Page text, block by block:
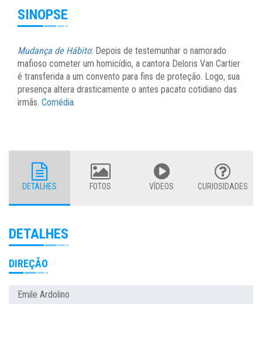
SINOPSE
Mudança de Hábito: Depois de testemunhar o namorado
mafioso cometer um homicídio, a cantora Deloris Van Cartier
é transferida a um convento para fins de proteção. Logo, sua
presença altera drasticamente o antes pacato cotidiano das
irmãs. Comédia.
DETALHES FOTOS VÍDEOS CURIOSIDADES
DETALHES
DIREÇÃO
Emile Ardolino